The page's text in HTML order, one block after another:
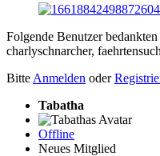
Folgende Benutzer bedankten
charlyschnarcher,
Bitte Anmelden oder
Tabatha
Offline
Neues Mitglied